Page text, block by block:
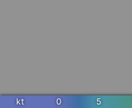
kt 0 5